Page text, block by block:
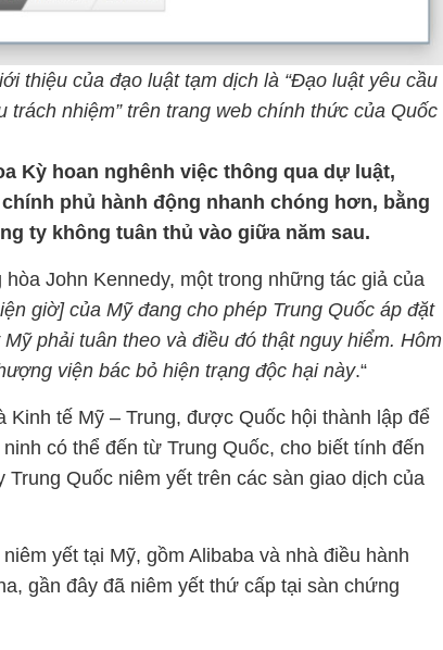
thiệu của đạo luật tạm dịch là “Đạo luật yêu cầu
trách nhiệm” trên trang web chính thức của Quốc
Kỳ hoan nghênh việc thông qua dự luật,
phủ hành động nhanh chóng hơn, bằng
ty không tuân thủ vào giữa năm sau.
John Kennedy, một trong những tác giả của
giờ] của Mỹ đang cho phép Trung Quốc áp đặt
phải tuân theo và điều đó thật nguy hiểm. Hôm
viện bác bỏ hiện trạng độc hại này.“
Kinh tế Mỹ – Trung, được Quốc hội thành lập để
có thể đến từ Trung Quốc, cho biết tính đến
Trung Quốc niêm yết trên các sàn giao dịch của
yết tại Mỹ, gồm Alibaba và nhà điều hành
gần đây đã niêm yết thứ cấp tại sàn chứng